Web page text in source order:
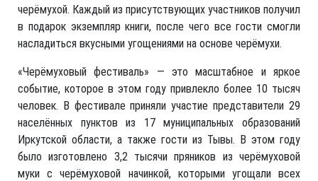
черёмухой. Каждый из присутствующих участников получил
в подарок экземпляр книги, после чего все гости смогли
насладиться вкусными угощениями на основе черёмухи.
«Черёмуховый фестиваль» — это масштабное и яркое
событие, которое в этом году привлекло более 10 тысяч
человек. В фестивале приняли участие представители 29
населённых пунктов из 17 муниципальных образований
Иркутской области, а также гости из Тывы. В этом году
было изготовлено 3,2 тысячи пряников из черёмуховой
муки с черёмуховой начинкой, которыми угощали всех